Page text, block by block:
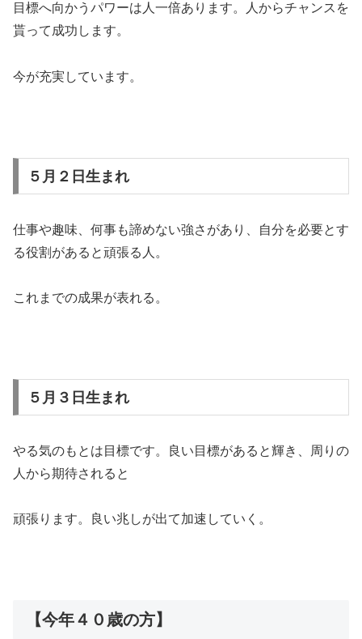
目標へ向かうパワーは人一倍あります。人からチャンスを
貰って成功します。
今が充実しています。
５月２日生まれ
仕事や趣味、何事も諦めない強さがあり、自分を必要とす
る役割があると頑張る人。
これまでの成果が表れる。
５月３日生まれ
やる気のもとは目標です。良い目標があると輝き、周りの
人から期待されると
頑張ります。良い兆しが出て加速していく。
【今年４０歳の方】